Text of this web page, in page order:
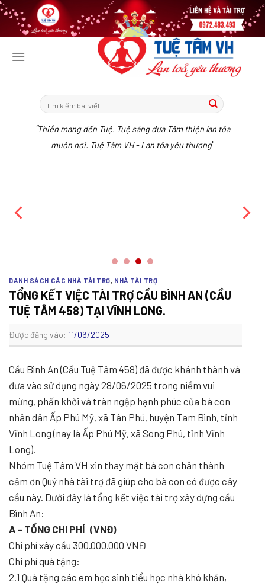
Tiếp
tục
tới
"Thiền mang đến Tuệ. Tuệ sáng đưa Tâm thiện lan tỏa
muôn nơi. Tuệ Tâm VH - Lan tỏa yêu thương"
DANH SÁCH CÁC NHÀ TÀI TRỢ, NHÀ TÀI TRỢ
TỔNG KẾT VIỆC TÀI TRỢ CẦU BÌNH AN (CẦU
TUỆ TÂM 458) TẠI VĨNH LONG.
Được đăng vào: 11/06/2025
Cầu Bình An (Cầu Tuệ Tâm 458) đã được khánh thành và
đưa vào sử dụng ngày 28/06/2025 trong niềm vui
mừng, phấn khởi và tràn ngập hạnh phúc của bà con
nhân dân Ấp Phú Mỹ, xã Tân Phú, huyện Tam Bình, tỉnh
Vĩnh Long (nay là Ấp Phú Mỹ, xã Song Phú, tỉnh Vĩnh
Long).
Nhóm Tuệ Tâm VH xin thay mặt bà con chân thành
cảm ơn Quý nhà tài trợ đã giúp cho bà con có được cây
cầu này. Dưới đây là tổng kết việc tài trợ xây dựng cầu
Bình An:
A – TỔNG CHI PHÍ (VNĐ)
Chi phí xây cầu 300.000.000 VNĐ
Chi phí quà tặng:
2.1 Quà tặng các em học sinh tiểu học nhà khó khăn,